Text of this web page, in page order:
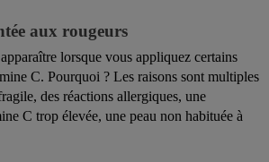
aux rougeurs
lorsque vous appliquez certains
C. Pourquoi ? Les raisons sont multiples
des réactions allergiques, une
C trop élevée, une peau non habituée à